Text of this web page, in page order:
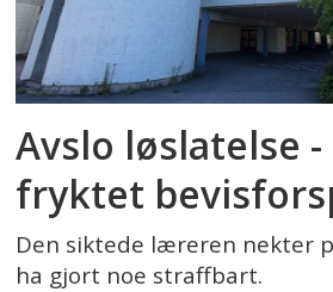
Avslo løslatelse
fryktet
Den siktede læreren nekter
ha gjort noe straffbart.